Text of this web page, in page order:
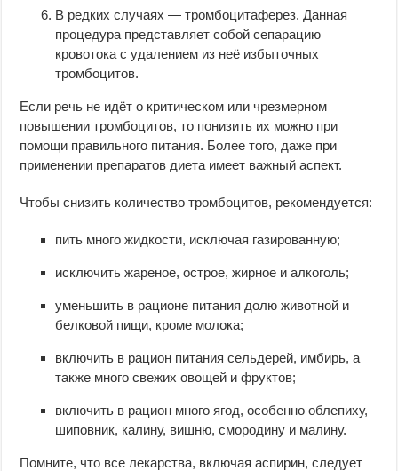
В редких случаях — тромбоцитаферез. Данная
процедура представляет собой сепарацию
кровотока с удалением из неё избыточных
тромбоцитов.
Если речь не идёт о критическом или чрезмерном
повышении тромбоцитов, то понизить их можно при
помощи правильного питания. Более того, даже при
применении препаратов диета имеет важный аспект.
Чтобы снизить количество тромбоцитов, рекомендуется:
пить много жидкости, исключая газированную;
исключить жареное, острое, жирное и алкоголь;
уменьшить в рационе питания долю животной и
белковой пищи, кроме молока;
включить в рацион питания сельдерей, имбирь, а
также много свежих овощей и фруктов;
включить в рацион много ягод, особенно облепиху,
шиповник, калину, вишню, смородину и малину.
Помните, что все лекарства, включая аспирин, следует